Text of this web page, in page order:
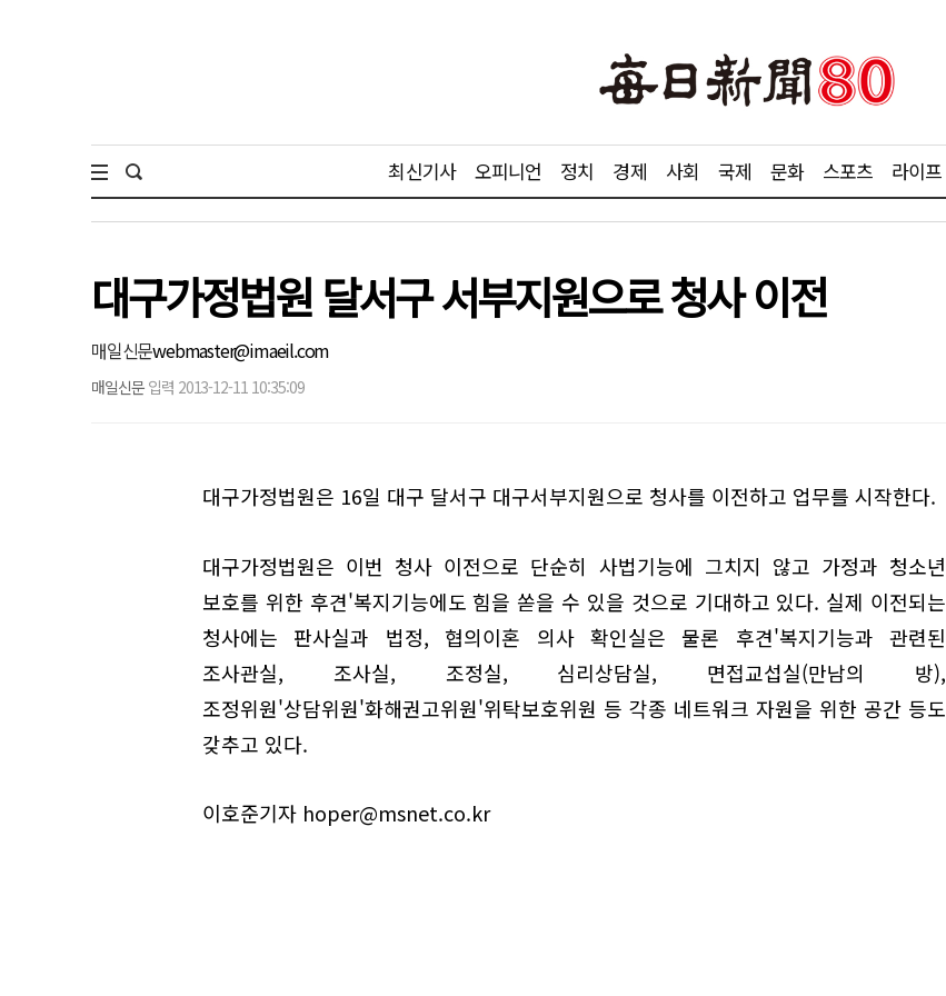
최신기사 오피니언 정치 경제 사회 국제 문화 스포츠 라이프
대구가정법원 달서구 서부지원으로 청사 이전
매일신문webmaster@imaeil.com
매일신문 입력 2013-12-11 10:35:09
대구가정법원은 16일 대구 달서구 대구서부지원으로 청사를 이전하고 업무를 시작한다.
대구가정법원은 이번 청사 이전으로 단순히 사법기능에 그치지 않고 가정과 청소년
보호를 위한 후견'복지기능에도 힘을 쏟을 수 있을 것으로 기대하고 있다. 실제 이전되는
청사에는 판사실과 법정, 협의이혼 의사 확인실은 물론 후견'복지기능과 관련된
조사관실, 조사실, 조정실, 심리상담실, 면접교섭실(만남의 방),
조정위원'상담위원'화해권고위원'위탁보호위원 등 각종 네트워크 자원을 위한 공간 등도
갖추고 있다.
이호준기자 hoper@msnet.co.kr